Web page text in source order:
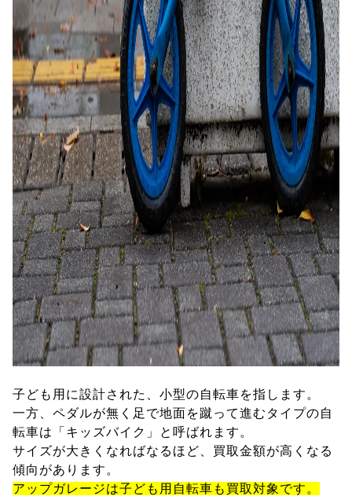
子ども用に設計された、小型の自転車を指します。
一方、ペダルが無く足で地面を蹴って進むタイプの自
転車は「キッズバイク」と呼ばれます。
サイズが大きくなればなるほど、買取金額が高くなる
傾向があります。
アップガレージは子ども用自転車も買取対象です。